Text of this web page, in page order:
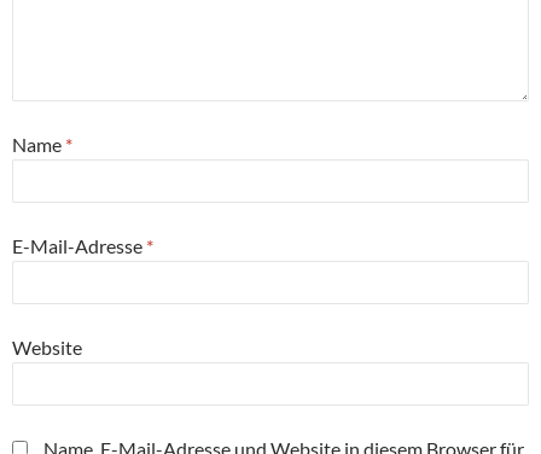
Name *
E-Mail-Adresse *
Website
Name, E-Mail-Adresse und Website in diesem Browser für